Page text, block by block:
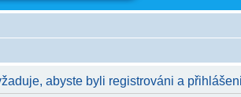
abyste byli registrováni a